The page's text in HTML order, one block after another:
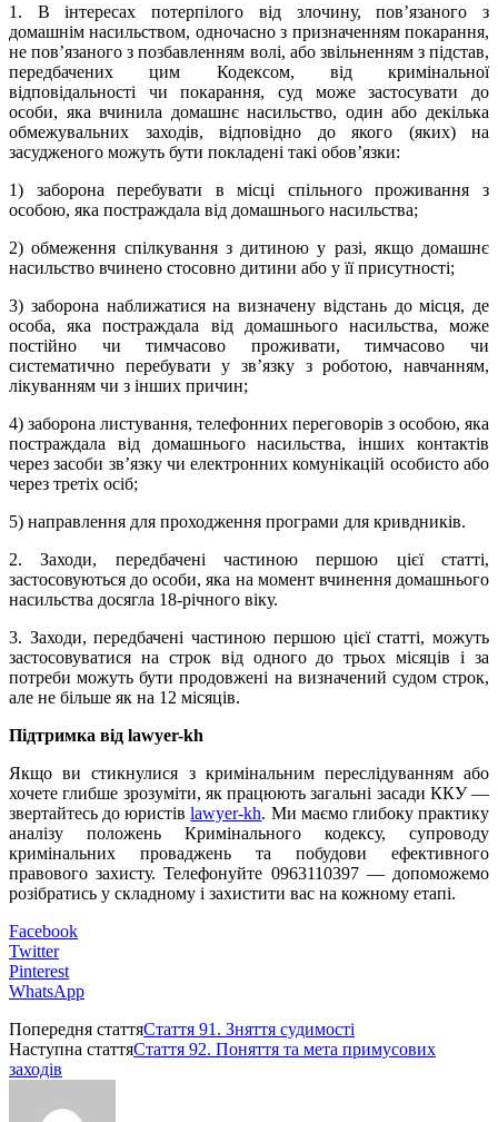
1. В інтересах потерпілого від злочину, пов’язаного з
домашнім насильством, одночасно з призначенням покарання,
не пов’язаного з позбавленням волі, або звільненням з підстав,
передбачених цим Кодексом, від кримінальної
відповідальності чи покарання, суд може застосувати до
особи, яка вчинила домашнє насильство, один або декілька
обмежувальних заходів, відповідно до якого (яких) на
засудженого можуть бути покладені такі обов’язки:
1) заборона перебувати в місці спільного проживання з
особою, яка постраждала від домашнього насильства;
2) обмеження спілкування з дитиною у разі, якщо домашнє
насильство вчинено стосовно дитини або у її присутності;
3) заборона наближатися на визначену відстань до місця, де
особа, яка постраждала від домашнього насильства, може
постійно чи тимчасово проживати, тимчасово чи
систематично перебувати у зв’язку з роботою, навчанням,
лікуванням чи з інших причин;
4) заборона листування, телефонних переговорів з особою, яка
постраждала від домашнього насильства, інших контактів
через засоби зв’язку чи електронних комунікацій особисто або
через третіх осіб;
5) направлення для проходження програми для кривдників.
2. Заходи, передбачені частиною першою цієї статті,
застосовуються до особи, яка на момент вчинення домашнього
насильства досягла 18-річного віку.
3. Заходи, передбачені частиною першою цієї статті, можуть
застосовуватися на строк від одного до трьох місяців і за
потреби можуть бути продовжені на визначений судом строк,
але не більше як на 12 місяців.
Підтримка від lawyer-kh
Якщо ви стикнулися з кримінальним переслідуванням або
хочете глибше зрозуміти, як працюють загальні засади ККУ —
звертайтесь до юристівlawyer-kh. Ми маємо глибоку практику
аналізу положень Кримінального кодексу, супроводу
кримінальних проваджень та побудови ефективного
правового захисту. Телефонуйте 0963110397 — допоможемо
розібратись у складному і захистити вас на кожному етапі.
Facebook
Twitter
Pinterest
WhatsApp
Попередня статтяСтаття 91. Зняття судимості
Наступна статтяСтаття 92. Поняття та мета примусових
заходів